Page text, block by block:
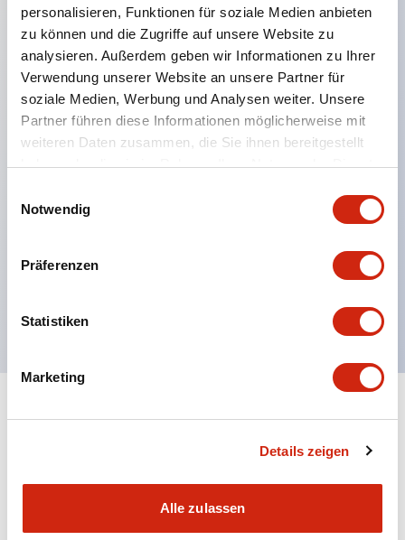
personalisieren, Funktionen für soziale Medien anbieten
zu können und die Zugriffe auf unsere Website zu
analysieren. Außerdem geben wir Informationen zu Ihrer
Verwendung unserer Website an unsere Partner für
soziale Medien, Werbung und Analysen weiter. Unsere
Partner führen diese Informationen möglicherweise mit
weiteren Daten zusammen, die Sie ihnen bereitgestellt
haben oder die sie im Rahmen Ihrer Nutzung der Dienste
Notwendig
Präferenzen
Statistiken
Marketing
Details zeigen
Alle zulassen
Geeignet für ein breites Anwendungsspektrum
von der Konsumelektronik bis zum FA-Bereich
LED-Beleuchtungseinheit mit integriertem
strombegrenzendem Widerstand und Diode im
LED-Lampenkörper
Schutzarten IP40 und IP65 vollständig verfügbar
UL- und CSA-zertifiziert. Entspricht EN (Europa)
Normen. CCC-zertifiziert (außer Anzeigeleuchten).
Mit speziellem Zubehör leicht auf Φ22 Flash-
Dokumente und Dateien
Kataloge & Broschüren